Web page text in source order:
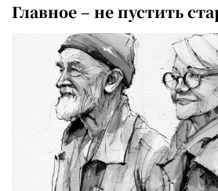
Главное – не пустить